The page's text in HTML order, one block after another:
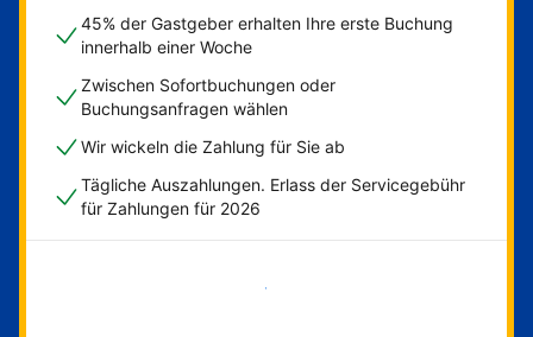
45% der Gastgeber erhalten Ihre erste Buchung
innerhalb einer Woche
Zwischen Sofortbuchungen oder
Buchungsanfragen wählen
Wir wickeln die Zahlung für Sie ab
Tägliche Auszahlungen. Erlass der Servicegebühr
für Zahlungen für 2026
Jetzt loslegen